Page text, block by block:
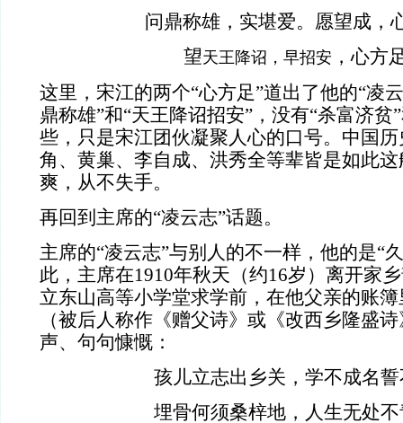
问鼎称雄，实堪爱。愿望成，
望天王降诏，早招安 ，心方
这里，宋江的两个“心方足”道出了他的“凌
鼎称雄”和“天王降诏招安”，没有“杀富济
些，只是宋江团伙凝聚人心的口号。中国
角、黄巢、李自成、洪秀全等辈皆是如此
爽，从不失手。
再回到主席的“凌云志”话题。
主席的“凌云志”与别人的不一样，他的是“
此，主席在1910年秋天（约16岁）离开家
立东山高等小学堂求学前，在他父亲的账
（被后人称作《赠父诗》或《改西乡隆盛
声、句句慷慨：
孩儿立志出乡关，学不成名
埋骨何须桑梓地，人生无处